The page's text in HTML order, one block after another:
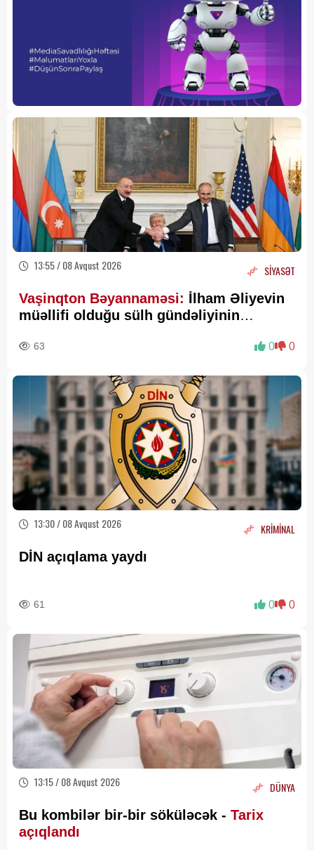
13:55 / 08 Avqust 2026 SİYASƏT
Vaşinqton Bəyannaməsi: İlham Əliyevin
müəllifi olduğu sülh gündəliyinin
63 0 0
13:30 / 08 Avqust 2026 KRİMİNAL
DİN açıqlama yaydı
61 0 0
13:15 / 08 Avqust 2026 DÜNYA
Bu kombilər bir-bir söküləcək - Tarix
açıqlandı